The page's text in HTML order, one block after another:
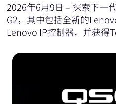
2026年6月9日 – 探索下一
G2，其中包括全新的
Lenovo IP控制器，并获得